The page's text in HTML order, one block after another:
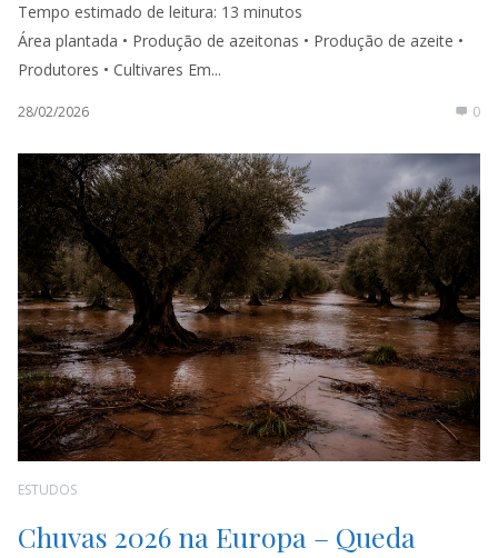
Tempo estimado de leitura: 13 minutos
Área plantada • Produção de azeitonas • Produção de azeite •
Produtores • Cultivares Em...
28/02/2026 0
ESTUDOS
Chuvas 2026 na Europa – Queda